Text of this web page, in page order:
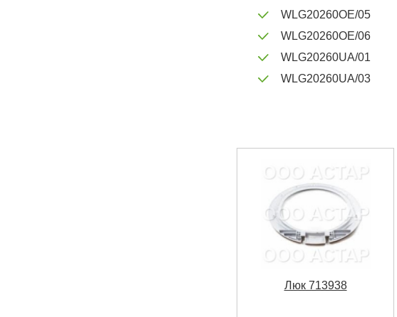
WLG20260OE/05
WLG20260OE/06
WLG20260UA/01
WLG20260UA/03
Люк 713938